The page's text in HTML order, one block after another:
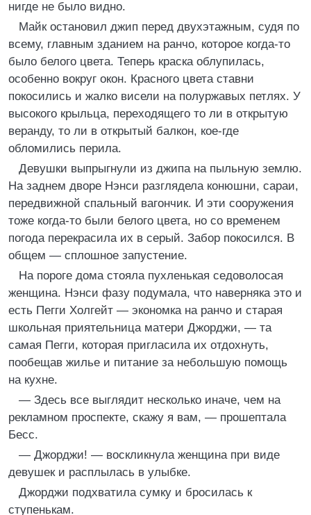
нигде не было видно.
Майк остановил джип перед двухэтажным, судя по
всему, главным зданием на ранчо, которое когда-то
было белого цвета. Теперь краска облупилась,
особенно вокруг окон. Красного цвета ставни
покосились и жалко висели на полуржавых петлях. У
высокого крыльца, переходящего то ли в открытую
веранду, то ли в открытый балкон, кое-где
обломились перила.
Девушки выпрыгнули из джипа на пыльную землю.
На заднем дворе Нэнси разглядела конюшни, сараи,
передвижной спальный вагончик. И эти сооружения
тоже когда-то были белого цвета, но со временем
погода перекрасила их в серый. Забор покосился. В
общем — сплошное запустение.
На пороге дома стояла пухленькая седоволосая
женщина. Нэнси фазу подумала, что наверняка это и
есть Пегги Холгейт — экономка на ранчо и старая
школьная приятельница матери Джорджи, — та
самая Пегги, которая пригласила их отдохнуть,
пообещав жилье и питание за небольшую помощь
на кухне.
— Здесь все выглядит несколько иначе, чем на
рекламном проспекте, скажу я вам, — прошептала
Бесс.
— Джорджи! — воскликнула женщина при виде
девушек и расплылась в улыбке.
Джорджи подхватила сумку и бросилась к
ступенькам.